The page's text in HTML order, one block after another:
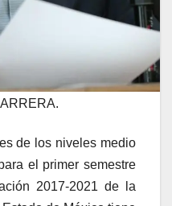
de los niveles medio
el primer semestre
2017-2021 de la